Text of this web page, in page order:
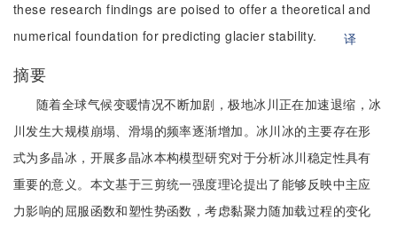
these research findings are poised to offer a theoretical and
numerical foundation for predicting glacier stability.
译
摘要
随着全球气候变暖情况不断加剧，极地冰川正在加速退缩，冰
川发生大规模崩塌、滑塌的频率逐渐增加。冰川冰的主要存在形
式为多晶冰，开展多晶冰本构模型研究对于分析冰川稳定性具有
重要的意义。本文基于三剪统一强度理论提出了能够反映中主应
力影响的屈服函数和塑性势函数，考虑黏聚力随加载过程的变化